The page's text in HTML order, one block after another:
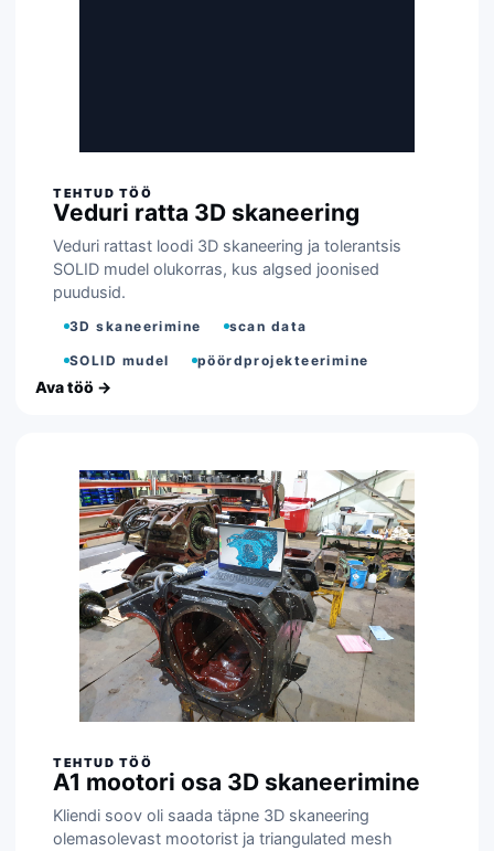
Veduri ratta 3D skaneering
Veduri rattast loodi 3D skaneering ja tolerantsis
SOLID mudel olukorras, kus algsed joonised
puudusid.
3D skaneerimine scan data
SOLID mudel pöördprojekteerimine
A1 mootori osa 3D skaneerimine
Kliendi soov oli saada täpne 3D skaneering
olemasolevast mootorist ja triangulated mesh